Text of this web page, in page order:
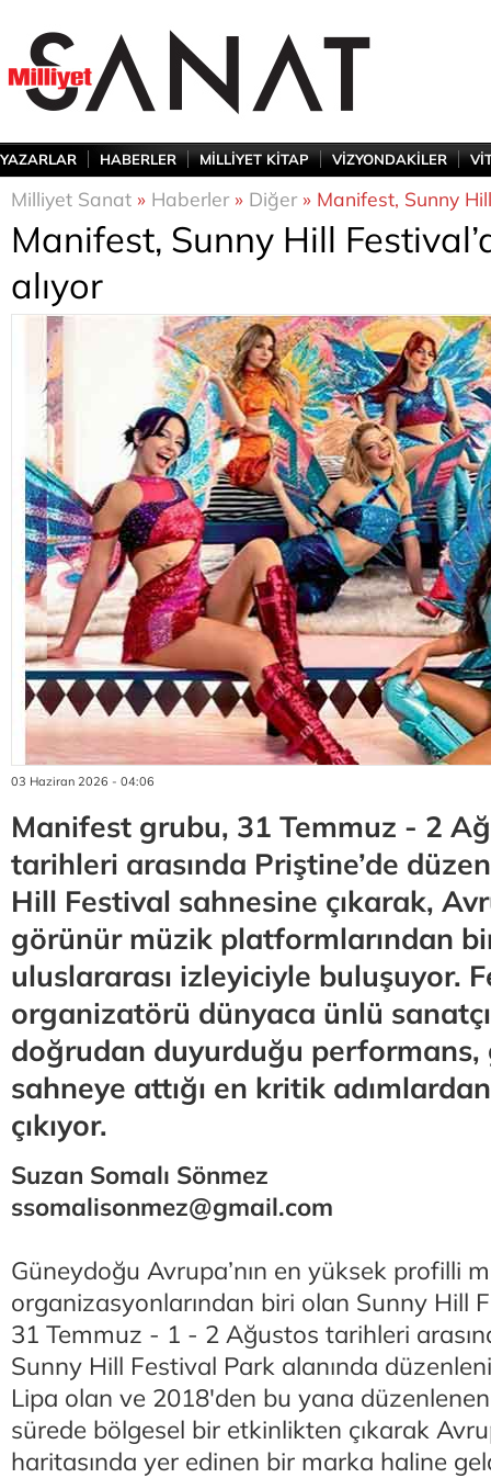
YAZARLAR HABERLER MİLLİYET KİTAP VİZYONDAKİLER
Milliyet Sanat » Haberler» Diğer» Manifest, Sunny
Manifest, Sunny Hill
alıyor
03 Haziran 2026 - 04:06
Manifest grubu, 31 Temmuz - 2
tarihleri arasında Priştine’de
Hill Festival sahnesine çıkarak,
görünür müzik platformlarından
uluslararası izleyiciyle buluşuyor.
organizatörü dünyaca ünlü sanatçı
doğrudan duyurduğu performans,
sahneye attığı en kritik
çıkıyor.
Suzan Somalı Sönmez
ssomalisonmez@gmail.com
Güneydoğu Avrupa’nın en yüksek profilli
organizasyonlarından biri olan Sunny Hill
31 Temmuz - 1 - 2 Ağustos tarihleri
Sunny Hill Festival Park alanında
Lipa olan ve 2018'den bu yana
sürede bölgesel bir etkinlikten çıkarak
haritasında yer edinen bir marka haline